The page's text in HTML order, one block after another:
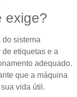
exige?
sistema
etiquetas e a
adequado.
que a máquina
vida útil.